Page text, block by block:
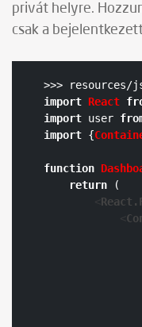
privát helyre.
csak a
>>> resources/
import React
import user
import {
function
return (